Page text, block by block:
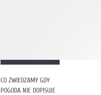
CO ZWIEDZAMY GDY
POGODA NIE DOPISUJE